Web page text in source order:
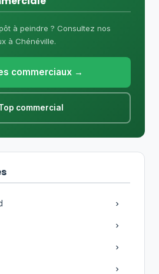
à peindre ? Consultez nos
à Chénéville.
commerciaux →
commercial